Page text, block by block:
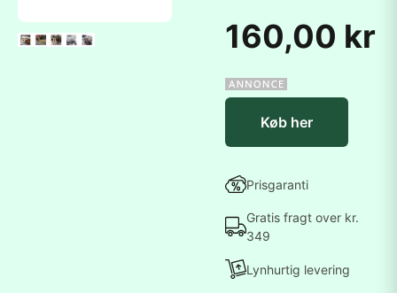
160,00 kr
Køb her
Prisgaranti
Gratis fragt over kr.
349
Lynhurtig levering